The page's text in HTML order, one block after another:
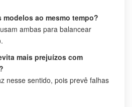
ao mesmo tempo?
ambas para balancear
mais prejuízos com
nesse sentido, pois prevê falhas